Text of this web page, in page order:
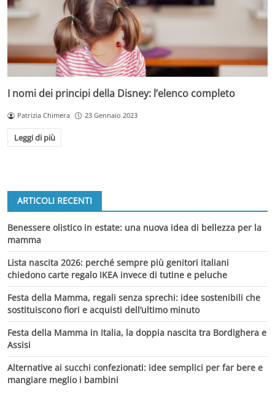
I nomi dei principi della Disney: l’elenco completo
Patrizia Chimera 23 Gennaio 2023
Leggi di più
ARTICOLI RECENTI
Benessere olistico in estate: una nuova idea di bellezza per la
mamma
Lista nascita 2026: perché sempre più genitori italiani
chiedono carte regalo IKEA invece di tutine e peluche
Festa della Mamma, regali senza sprechi: idee sostenibili che
sostituiscono fiori e acquisti dell’ultimo minuto
Festa della Mamma in Italia, la doppia nascita tra Bordighera e
Assisi
Alternative ai succhi confezionati: idee semplici per far bere e
mangiare meglio i bambini